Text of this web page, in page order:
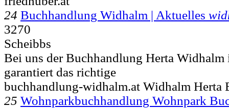
24 Buchhandlung Widhalm | Aktuelles
3270
Scheibbs
Bei uns der Buchhandlung Herta Widhalm
garantiert das richtige
buchhandlung-widhalm.at Widhalm Herta
25 Wohnparkbuchhandlung Wohnpark